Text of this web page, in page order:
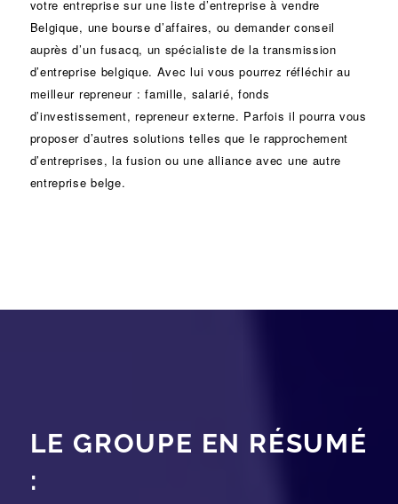
votre entreprise sur une liste d’entreprise à vendre
Belgique, unebourse d’affaires, ou demander conseil
auprès d’un fusacq, un spécialiste de latransmission
d’entreprise belgique. Avec lui vous pourrez réfléchir au
meilleur repreneur :famille, salarié, fonds
d’investissement, repreneur externe. Parfois il pourra vous
proposer d’autres solutions telles que le rapprochement
d’entreprises, lafusion ou unealliance avec une autre
entreprise belge.
LE GROUPE EN RÉSUMÉ
: